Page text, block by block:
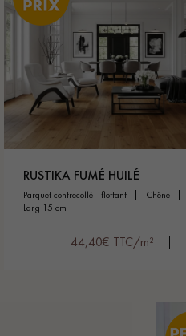
RUSTIKA FUMÉ HUILÉ
parquet contrecollé - flottant chêne
larg 15 cm
44,40€ TTC/m²